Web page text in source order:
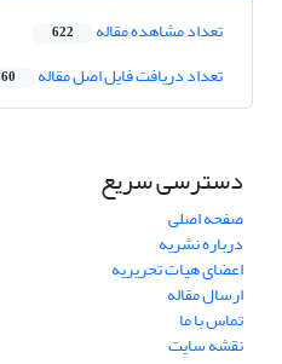
تعداد مشاهده مقاله 622
تعداد دریافت فایل اصل مقاله
دسترسی سریع
صفحه اصلی
درباره نشریه
اعضای هیات تحریریه
ارسال مقاله
تماس با ما
نقشه سایت